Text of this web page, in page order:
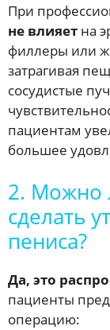
При
не влияет на
филлеры или
затрагивая
сосудистые
пациентам
большее
2. Можно
сделать
пениса?
Да, это
пациенты
операцию: